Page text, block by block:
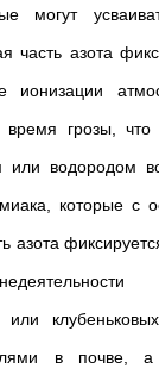
могут
часть азота
ионизации
грозы, что
или водородом
которые с
азота
или
в почве, а